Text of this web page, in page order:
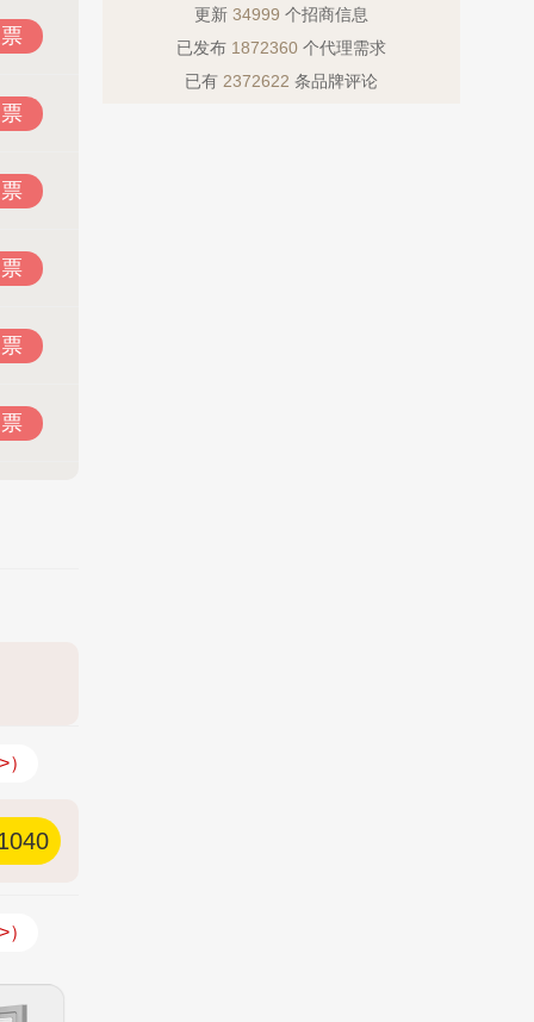
更新 34999 个招商信息
已发布 1872360 个代理需求
已有 2372622 条品牌评论